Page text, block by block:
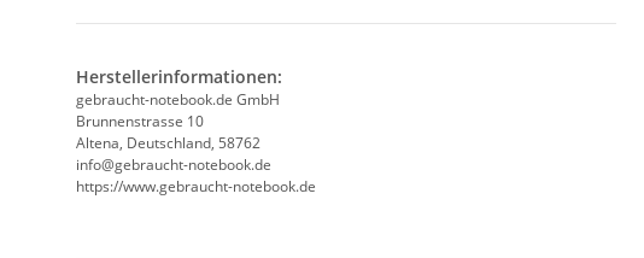
Herstellerinformationen:
gebraucht-notebook.de GmbH
Brunnenstrasse 10
Altena, Deutschland, 58762
info@gebraucht-notebook.de
https://www.gebraucht-notebook.de